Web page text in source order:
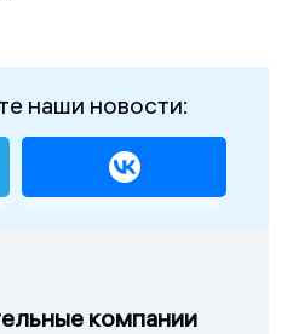
наши новости:
компании